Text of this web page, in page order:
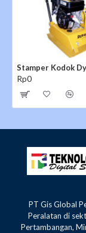
Rp0
PT Gis Global
Peralatan di
Pertambangan,